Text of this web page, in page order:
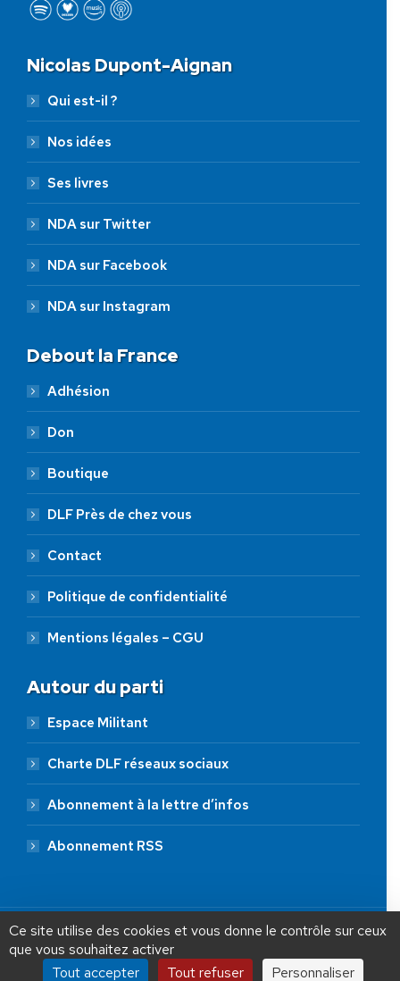
Nicolas Dupont-Aignan
Qui est-il ?
Nos idées
Ses livres
NDA sur Twitter
NDA sur Facebook
NDA sur Instagram
Debout la France
Adhésion
Don
Boutique
DLF Près de chez vous
Contact
Politique de confidentialité
Mentions légales – CGU
Autour du parti
Espace Militant
Charte DLF réseaux sociaux
Abonnement à la lettre d’infos
Abonnement RSS
JE FAIS UN DON À DLF
ADHÉSION 20 € 50 € 100 €
Ce site utilise des cookies et vous donne le contrôle sur ceux
que vous souhaitez activer
Tout accepter
Tout refuser Personnaliser